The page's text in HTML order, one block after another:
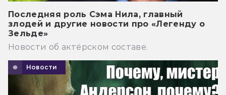
Последняя роль Сэма Нила, главный
злодей и другие новости про «Легенду о
Зельде»
Новости об актёрском составе.
Новости